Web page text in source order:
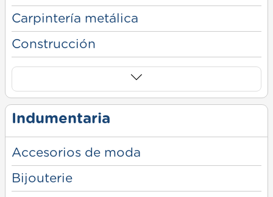
Carpintería metálica
Construcción
Indumentaria
Accesorios de moda
Bijouterie